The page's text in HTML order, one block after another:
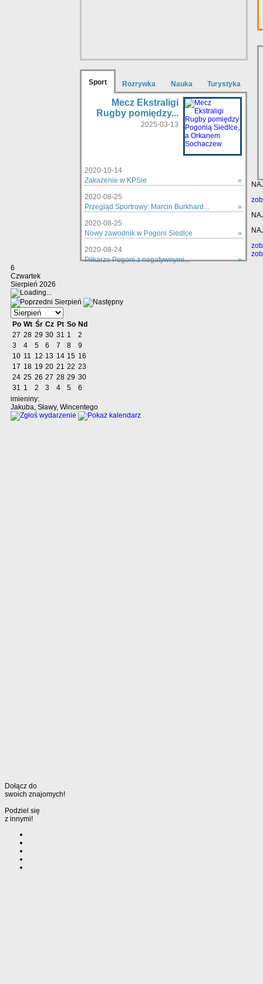
Sport Rozrywka Nauka Turystyka
Mecz Ekstraligi
Rugby pomiędzy...
2025-03-13
2020-10-14
Zakażenie w KPSie
»
2020-08-25
Przegląd Sportrowy: Marcin Burkhard...
»
2020-08-25
Nowy zawodnik w Pogoni Siedlce
»
2020-08-24
Piłkarze Pogoni z negatywnymi...
»
6
Czwartek
Sierpień 2026
Sierpień
Po Wt Śr Cz Pt So Nd
27 28 29 30 31 1
2
3
4 5 6 7 8
9
10 11 12 13 14 15 16
17 18 19 20 21 22 23
24 25 26 27 28 29 30
31 1 2 3 4 5
6
imieniny:
Jakuba, Sławy, Wincentego
Dołącz do
swoich znajomych!
Podziel się
z innymi!